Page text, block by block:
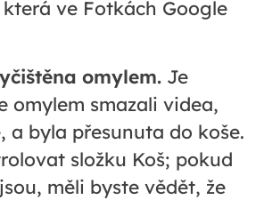
ve Fotkách Google
omylem.Je
omylem smazali videa,
a byla přesunuta do koše.
složku Koš; pokud
měli byste vědět, že